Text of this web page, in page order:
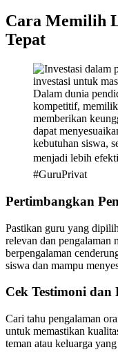
Cara Memilih
Tepat
Dalam dunia
kompetitif,
memberikan
dapat
kebutuhan siswa,
menjadi lebih
#GuruPrivat
Pertimbangkan
Pastikan guru yang
relevan dan pengalaman
berpengalaman
siswa dan mampu
Cek Testimoni dan
Cari tahu pengalaman
untuk memastikan
teman atau keluarga